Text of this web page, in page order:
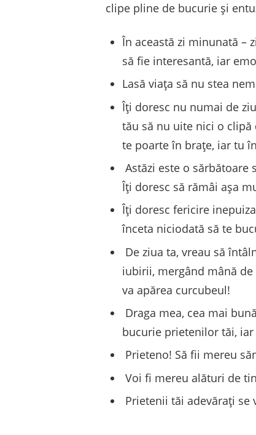
clipe pline de bucurie și
În această zi minunată –
să fie interesantă, iar
Lasă viața să nu stea
Îți doresc nu numai de
tău să nu uite nici o clipă
te poarte în brațe, iar tu
Astăzi este o sărbătoare
Îți doresc să rămâi așa
Îți doresc fericire
înceta niciodată să te
De ziua ta, vreau să
iubirii, mergând mână
va apărea curcubeul!
Draga mea, cea mai
bucurie prietenilor tăi,
Prieteno! Să fii mereu
Voi fi mereu alături de
Prietenii tăi adevărați